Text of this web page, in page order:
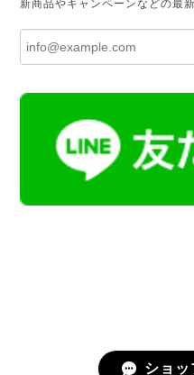
新商品やキャンペーンなどの最
ショッ